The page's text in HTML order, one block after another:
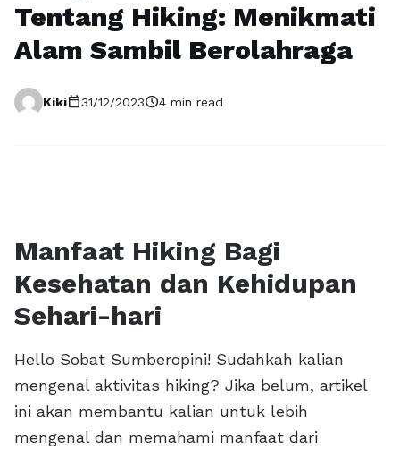
Tentang Hiking: Menikmati
Alam Sambil Berolahraga
Kikicalendar_today31/12/2023schedule4 min read
Manfaat Hiking Bagi
Kesehatan dan Kehidupan
Sehari-hari
Hello Sobat Sumberopini! Sudahkah kalian
mengenal aktivitas hiking? Jika belum, artikel
ini akan membantu kalian untuk lebih
mengenal dan memahami manfaat dari